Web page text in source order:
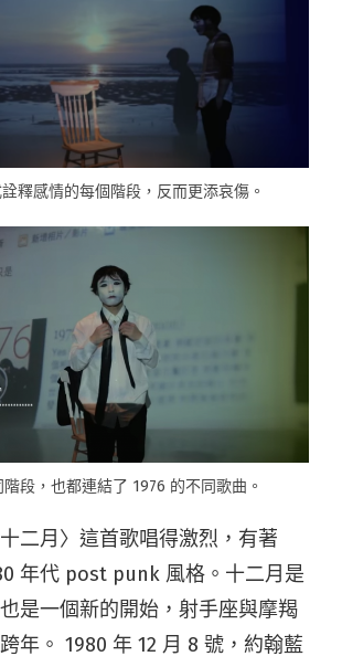
釋感情的每個階段，反而更添哀傷。
段，也都連結了 1976 的不同歌曲。
二月〉這首歌唱得激烈，有著
年代 post punk 風格。十二月是
是一個新的開始，射手座與摩羯
年­。 1980 年 12 月 8 號，約翰藍